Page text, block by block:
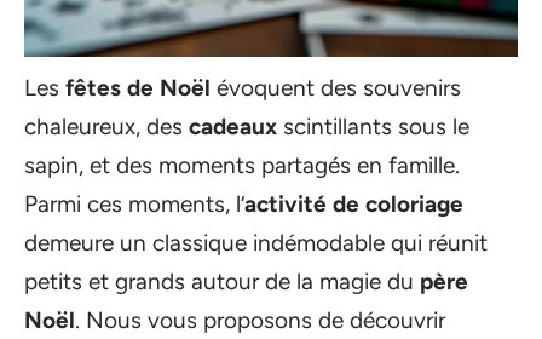
Les fêtes de Noël évoquent des souvenirs
chaleureux, des cadeaux scintillants sous le
sapin, et des moments partagés en famille.
Parmi ces moments, l’activité de coloriage
demeure un classique indémodable qui réunit
petits et grands autour de la magie du père
Noël. Nous vous proposons de découvrir